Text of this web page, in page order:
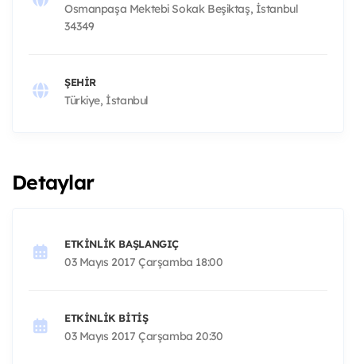
Osmanpaşa Mektebi Sokak Beşiktaş, İstanbul
34349
ŞEHIR
Türkiye, İstanbul
Detaylar
ETKINLIK BAŞLANGIÇ
03 Mayıs 2017 Çarşamba 18:00
ETKINLIK BITIŞ
03 Mayıs 2017 Çarşamba 20:30